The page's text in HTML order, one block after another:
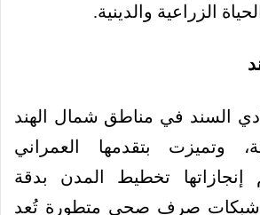
الزراعية والدينية.
السند في مناطق شمال الهند
وتميزت بتقدمها العمراني
إنجازاتها تخطيط المدن بدقة
شبكات صرف صحي متطورة تُعد